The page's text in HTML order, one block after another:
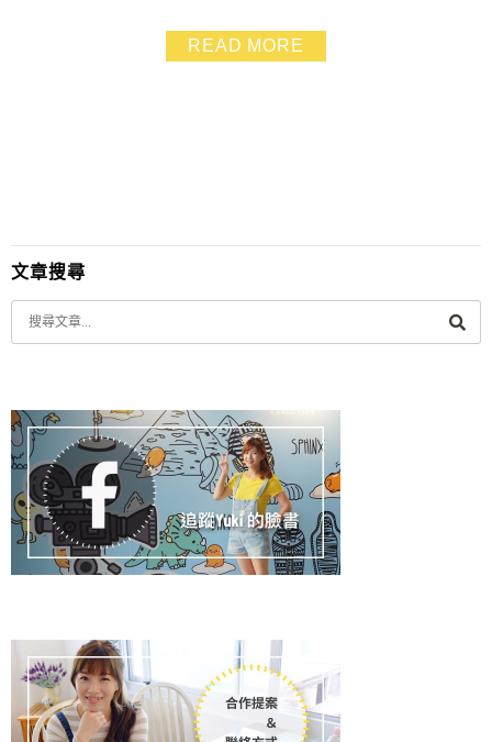
選擇的是【特樂通Wi-Ho無線上網分享機】 選擇它的原
因是Wi-Ho可以直接在台灣租借.他會在你出國前一天寄
READ MORE
文章搜尋